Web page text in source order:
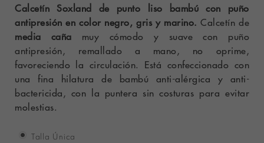
Calcetín Soxland de punto liso bambú con puño
antipresión en color negro, gris y marino. Calcetín de
media caña muy cómodo y suave con puño
antipresión, remallado a mano, no oprime,
favoreciendo la circulación. Está confeccionado con
una fina hilatura de bambú anti-alérgica y anti-
bactericida, con la puntera sin costuras para evitar
molestias.
Talla Única